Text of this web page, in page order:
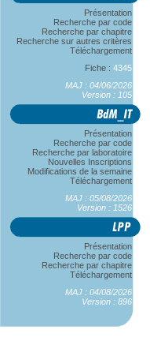
Présentation
Recherche par code
Recherche par chapitre
Recherche sur autres critères
Téléchargement
Fiche : 4345
MAJ : 04/06/2026
Version : 105
Présentation
Recherche par code
Recherche par laboratoire
Nouvelles Inscriptions
Modifications de la semaine
Téléchargement
MAJ : 05/08/2026
Version : 1526
Présentation
Recherche par code
Recherche par chapitre
Téléchargement
MAJ : 04/08/2026
Version : 896